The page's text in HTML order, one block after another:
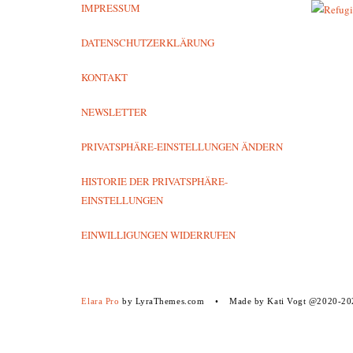
IMPRESSUM
DATENSCHUTZERKLÄRUNG
KONTAKT
NEWSLETTER
PRIVATSPHÄRE-EINSTELLUNGEN ÄNDERN
HISTORIE DER PRIVATSPHÄRE-
EINSTELLUNGEN
EINWILLIGUNGEN WIDERRUFEN
Elara Pro by LyraThemes.com Made by Kati Vogt @2020-